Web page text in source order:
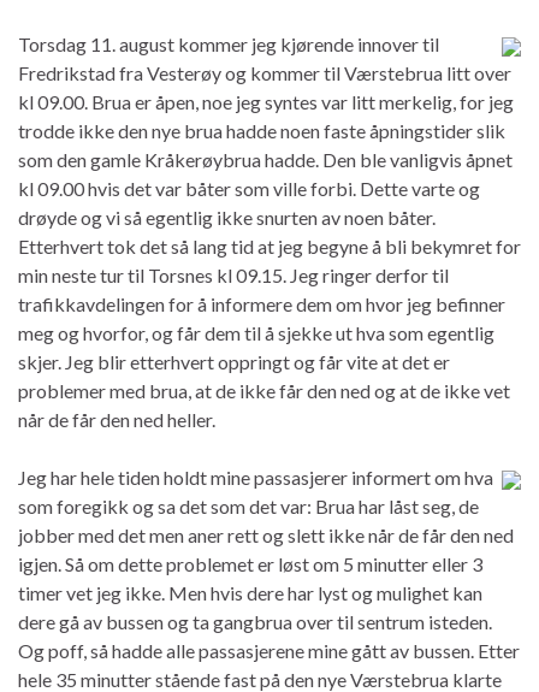
Torsdag 11. august kommer jeg kjørende innover til
Fredrikstad fra Vesterøy og kommer til Værstebrua litt over
kl 09.00. Brua er åpen, noe jeg syntes var litt merkelig, for jeg
trodde ikke den nye brua hadde noen faste åpningstider slik
som den gamle Kråkerøybrua hadde. Den ble vanligvis åpnet
kl 09.00 hvis det var båter som ville forbi. Dette varte og
drøyde og vi så egentlig ikke snurten av noen båter.
Etterhvert tok det så lang tid at jeg begyne å bli bekymret for
min neste tur til Torsnes kl 09.15. Jeg ringer derfor til
trafikkavdelingen for å informere dem om hvor jeg befinner
meg og hvorfor, og får dem til å sjekke ut hva som egentlig
skjer. Jeg blir etterhvert oppringt og får vite at det er
problemer med brua, at de ikke får den ned og at de ikke vet
når de får den ned heller.
Jeg har hele tiden holdt mine passasjerer informert om hva
som foregikk og sa det som det var: Brua har låst seg, de
jobber med det men aner rett og slett ikke når de får den ned
igjen. Så om dette problemet er løst om 5 minutter eller 3
timer vet jeg ikke. Men hvis dere har lyst og mulighet kan
dere gå av bussen og ta gangbrua over til sentrum isteden.
Og poff, så hadde alle passasjerene mine gått av bussen. Etter
hele 35 minutter stående fast på den nye Værstebrua klarte